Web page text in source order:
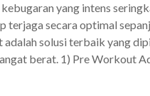
yang intens
secara optimal
solusi terbaik yang
berat. 1) Pre Workout